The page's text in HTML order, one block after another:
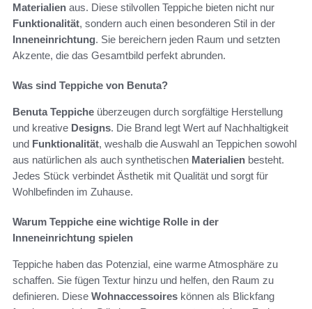
Materialien aus. Diese stilvollen Teppiche bieten nicht nur
Funktionalität, sondern auch einen besonderen Stil in der
Inneneinrichtung. Sie bereichern jeden Raum und setzten
Akzente, die das Gesamtbild perfekt abrunden.
Was sind Teppiche von Benuta?
Benuta Teppiche überzeugen durch sorgfältige Herstellung
und kreative Designs. Die Brand legt Wert auf Nachhaltigkeit
und Funktionalität, weshalb die Auswahl an Teppichen sowohl
aus natürlichen als auch synthetischen Materialien besteht.
Jedes Stück verbindet Ästhetik mit Qualität und sorgt für
Wohlbefinden im Zuhause.
Warum Teppiche eine wichtige Rolle in der
Inneneinrichtung spielen
Teppiche haben das Potenzial, eine warme Atmosphäre zu
schaffen. Sie fügen Textur hinzu und helfen, den Raum zu
definieren. Diese Wohnaccessoires können als Blickfang